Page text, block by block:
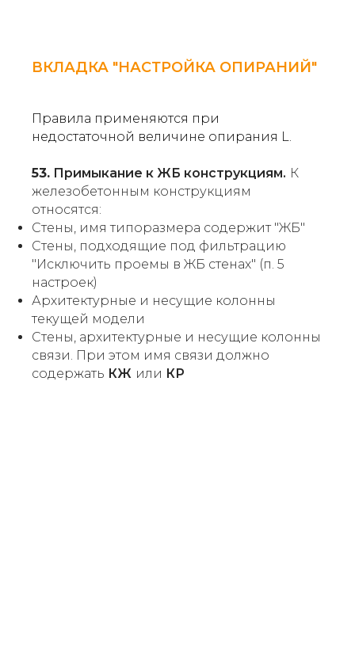
ВКЛАДКА "НАСТРОЙКА ОПИРАНИЙ"
Правила применяются при
недостаточной величине опирания L.
53. Примыкание к ЖБ конструкциям. К
железобетонным конструкциям
относятся:
Стены, имя типоразмера содержит "ЖБ"
Стены, подходящие под фильтрацию
"Исключить проемы в ЖБ стенах" (п. 5
настроек)
Архитектурные и несущие колонны
текущей модели
Стены, архитектурные и несущие колонны
связи. При этом имя связи должно
содержать КЖ или КР